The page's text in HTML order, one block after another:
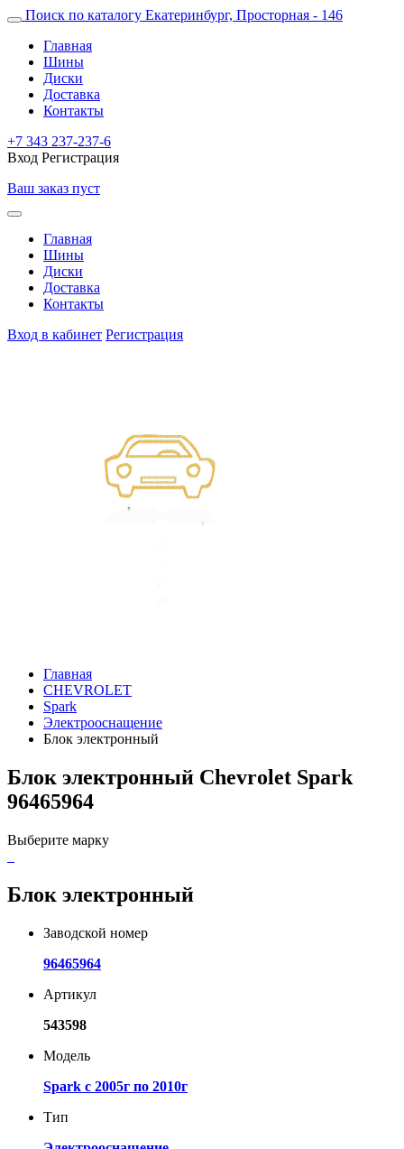
Поиск по каталогу Екатеринбург, Просторная - 146
Главная
Шины
Диски
Доставка
Контакты
+7 343 237-237-6
Вход Регистрация
Ваш заказ пуст
Главная
Шины
Диски
Доставка
Контакты
Вход в кабинет Регистрация
Главная
CHEVROLET
Spark
Электрооснащение
Блок электронный
Блок электронный Chevrolet Spark
96465964
Выберите марку
Блок электронный
Заводской номер
96465964
Артикул
543598
Модель
Spark с 2005г по 2010г
Тип